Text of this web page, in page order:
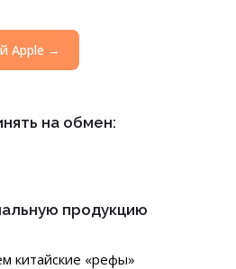
Apple →
продукцию
китайские «рефы»
на обмен: